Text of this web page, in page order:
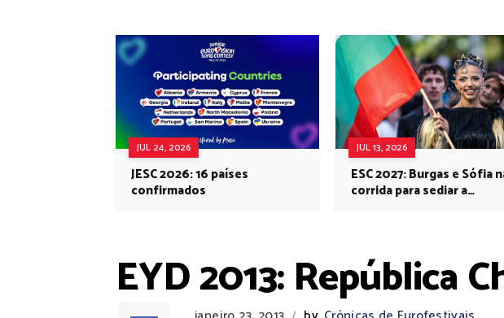
JUL 24, 2026
JESC 2026: 16 países
confirmados
JUL 13, 2026
ESC 2027: Burgas e Sófia
corrida para sediar a
EYD 2013: República